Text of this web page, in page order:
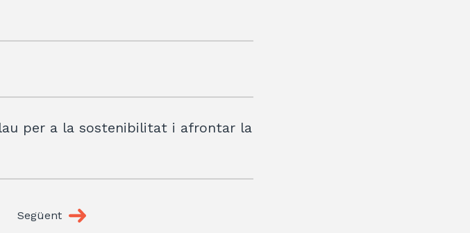
per a la sostenibilitat i afrontar la
Següent